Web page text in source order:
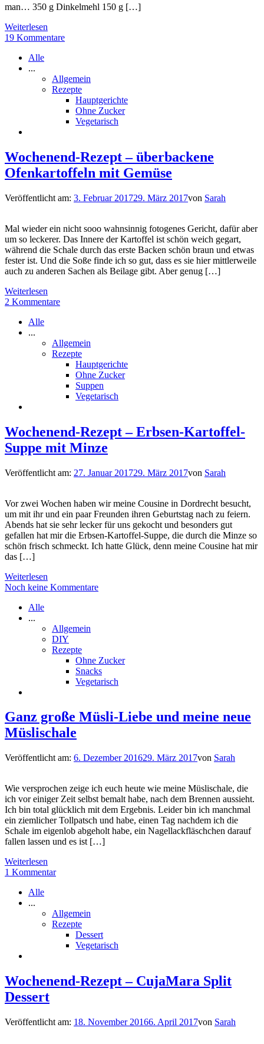
man… 350 g Dinkelmehl 150 g […]
Weiterlesen
19 Kommentare
Alle
...
Allgemein
Rezepte
Hauptgerichte
Ohne Zucker
Vegetarisch
Wochenend-Rezept – überbackene
Ofenkartoffeln mit Gemüse
Veröffentlicht am: 3. Februar 201729. März 2017von Sarah
Mal wieder ein nicht sooo wahnsinnig fotogenes Gericht, dafür aber
um so leckerer. Das Innere der Kartoffel ist schön weich gegart,
während die Schale durch das erste Backen schön braun und etwas
fester ist. Und die Soße finde ich so gut, dass es sie hier mittlerweile
auch zu anderen Sachen als Beilage gibt. Aber genug […]
Weiterlesen
2 Kommentare
Alle
...
Allgemein
Rezepte
Hauptgerichte
Ohne Zucker
Suppen
Vegetarisch
Wochenend-Rezept – Erbsen-Kartoffel-
Suppe mit Minze
Veröffentlicht am: 27. Januar 201729. März 2017von Sarah
Vor zwei Wochen haben wir meine Cousine in Dordrecht besucht,
um mit ihr und ein paar Freunden ihren Geburtstag nach zu feiern.
Abends hat sie sehr lecker für uns gekocht und besonders gut
gefallen hat mir die Erbsen-Kartoffel-Suppe, die durch die Minze so
schön frisch schmeckt. Ich hatte Glück, denn meine Cousine hat mir
das […]
Weiterlesen
Noch keine Kommentare
Alle
...
Allgemein
DIY
Rezepte
Ohne Zucker
Snacks
Vegetarisch
Ganz große Müsli-Liebe und meine neue
Müslischale
Veröffentlicht am: 6. Dezember 201629. März 2017von Sarah
Wie versprochen zeige ich euch heute wie meine Müslischale, die
ich vor einiger Zeit selbst bemalt habe, nach dem Brennen aussieht.
Ich bin total glücklich mit dem Ergebnis. Leider bin ich manchmal
ein ziemlicher Tollpatsch und habe, einen Tag nachdem ich die
Schale im eigenlob abgeholt habe, ein Nagellackfläschchen darauf
fallen lassen und es ist […]
Weiterlesen
1 Kommentar
Alle
...
Allgemein
Rezepte
Dessert
Vegetarisch
Wochenend-Rezept – CujaMara Split
Dessert
Veröffentlicht am: 18. November 20166. April 2017von Sarah